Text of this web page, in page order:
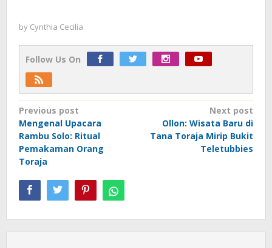
by Cynthia Cecilia
Follow Us On
Post
navigation
Previous post
Mengenal Upacara
Rambu Solo: Ritual
Pemakaman Orang
Toraja
Next post
Ollon: Wisata Baru di
Tana Toraja Mirip Bukit
Teletubbies